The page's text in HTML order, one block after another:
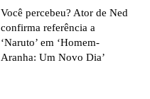
Você percebeu? Ator de Ned
confirma referência a
‘Naruto’ em ‘Homem-
Aranha: Um Novo Dia’